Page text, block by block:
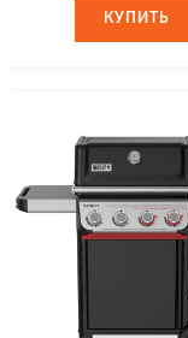
КУПИТЬ
КУПИТЬ